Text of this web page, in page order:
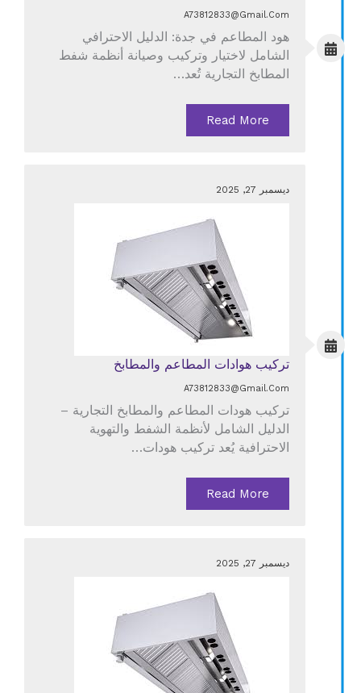
A73812833@gmail.com
هود المطاعم في جدة: الدليل الاحترافي
الشامل لاختيار وتركيب وصيانة أنظمة شفط
المطابخ التجارية تُعد…
Read More
ديسمبر 27, 2025
تركيب هوادات المطاعم والمطابخ
A73812833@gmail.com
تركيب هودات المطاعم والمطابخ التجارية –
الدليل الشامل لأنظمة الشفط والتهوية
الاحترافية يُعد تركيب هودات…
Read More
ديسمبر 27, 2025